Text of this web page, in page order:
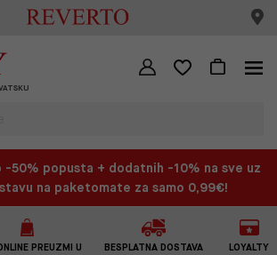
-50% popusta + dodatnih -10% na sve uz
na paketomate za samo 0,99€!
PREUZMI U
BESPLATNA DOSTAVA
LOYALTY